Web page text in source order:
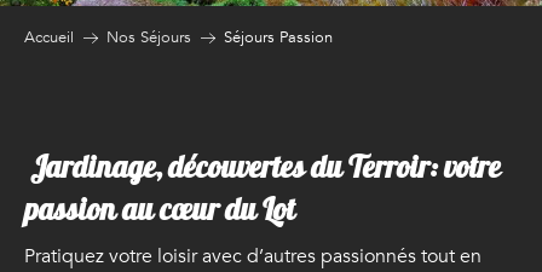
Accueil Nos Séjours Séjours Passion
Jardinage, découvertes du Terroir: votre
passion au cœur du Lot
Pratiquez votre loisir avec d’autres passionnés tout en